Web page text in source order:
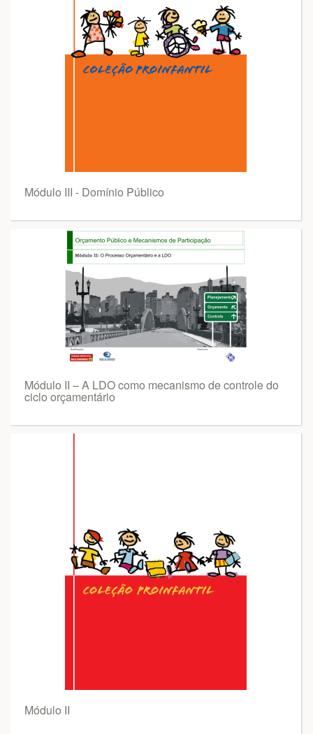
Módulo III - Domínio Público
Módulo II – A LDO como mecanismo de controle do
ciclo orçamentário
Módulo II